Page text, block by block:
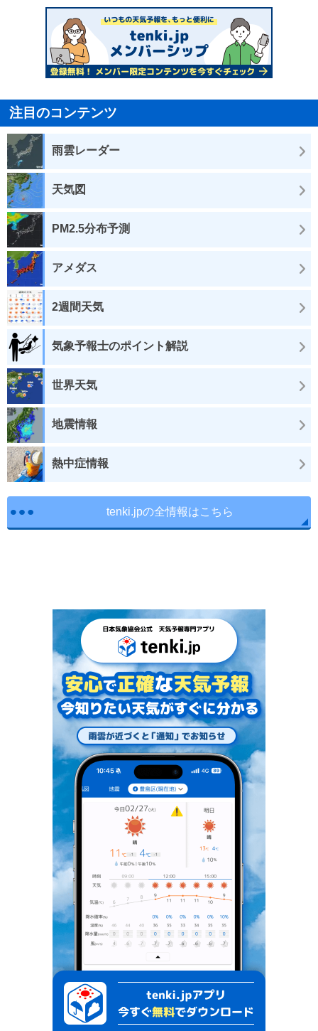
注目のコンテンツ
雨雲レーダー
天気図
PM2.5分布予測
アメダス
2週間天気
気象予報士のポイント解説
世界天気
地震情報
熱中症情報
tenki.jpの全情報はこちら